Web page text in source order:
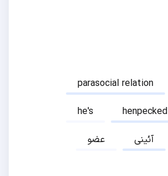
parasocial relation
he's
henpecked
عضو
آئینی